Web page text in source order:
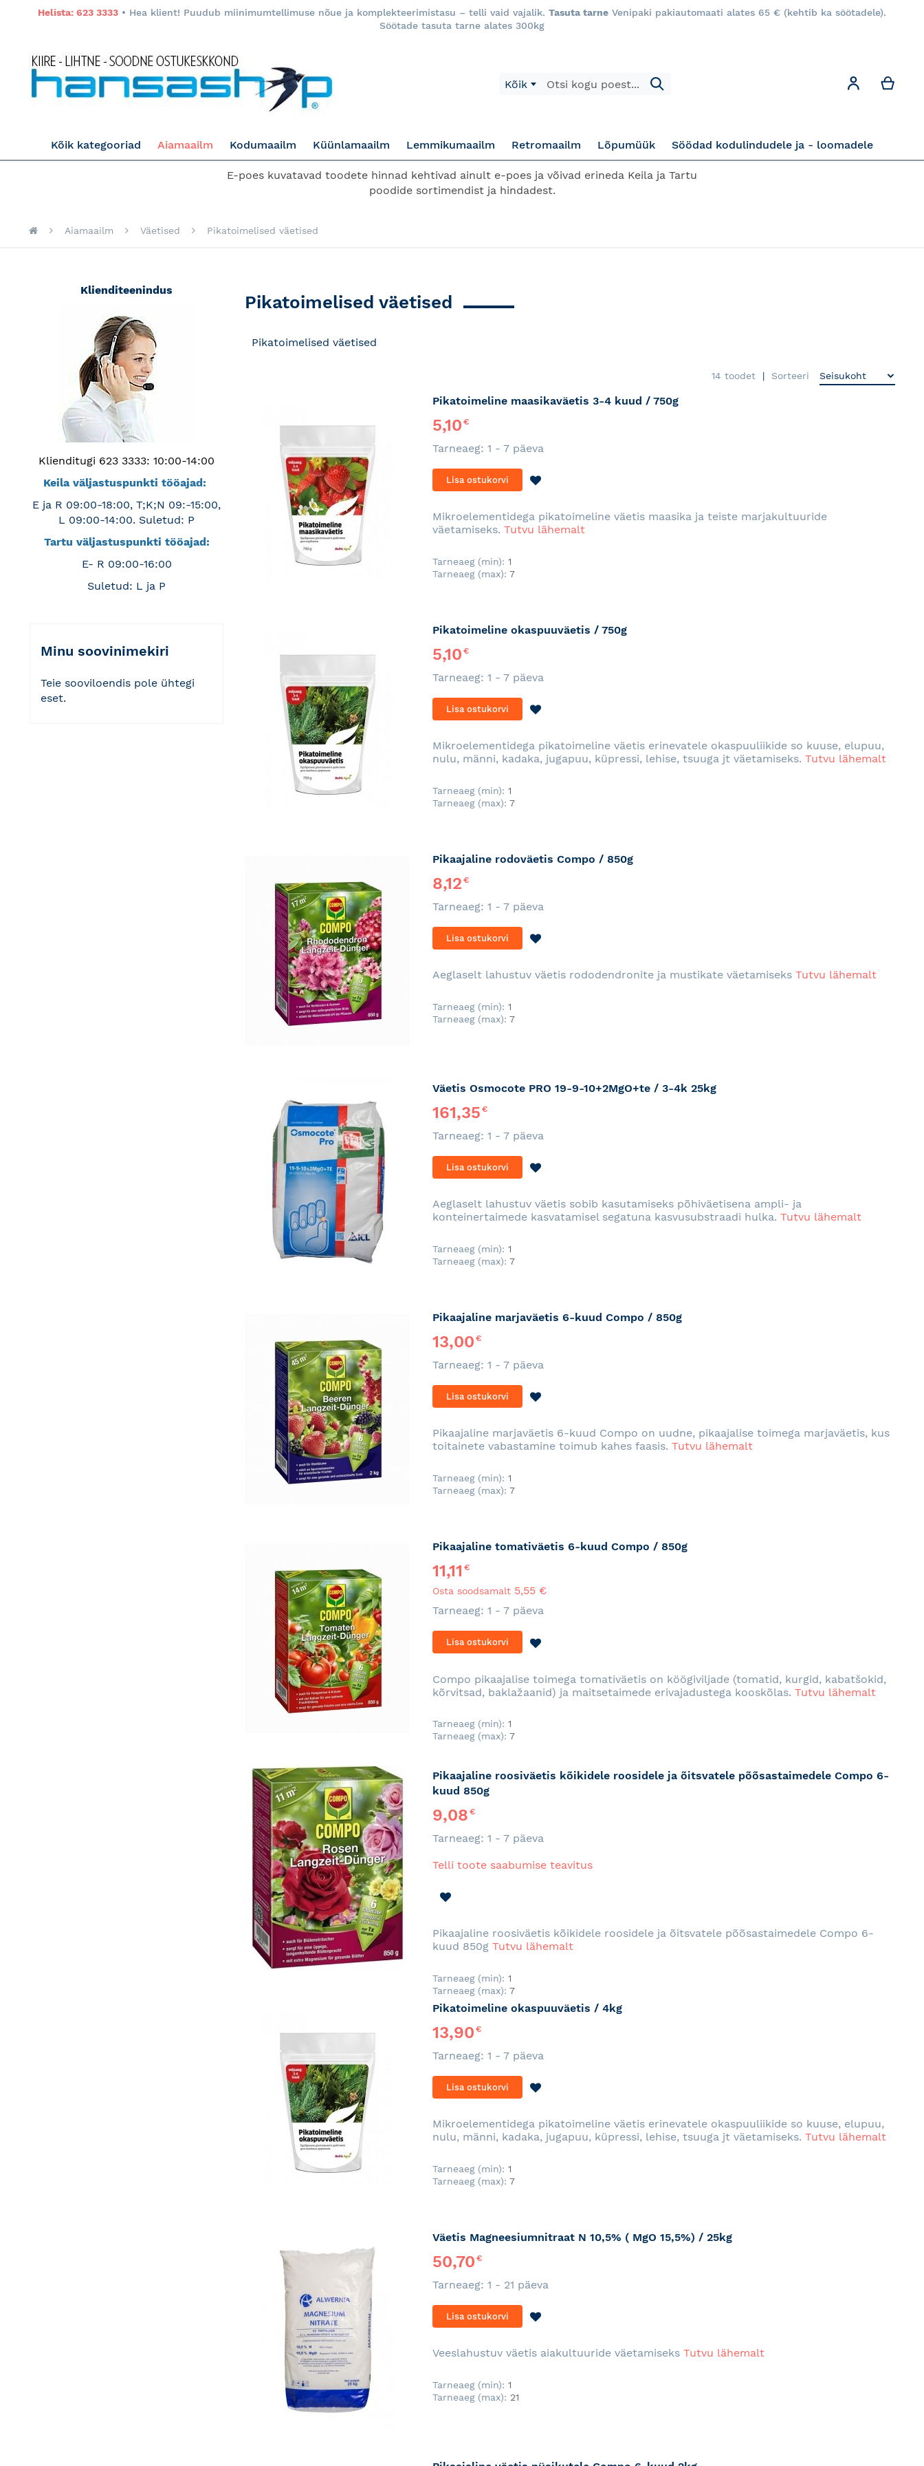
Helista: 623 3333 • Hea klient! Puudub miinimumtellimuse nõue ja komplekteerimistasu – telli vaid vajalik. Tasuta tarne Venipaki pakiautomaati alates 65 € (kehtib ka söötadele).
Söötade tasuta tarne alates 300kg
Kõik
Otsi
Otsi
Minu konto
Kõik kategooriad Aiamaailm Kodumaailm Küünlamaailm Lemmikumaailm Retromaailm Lõpumüük Söödad kodulindudele ja - loomadele
E-poes kuvatavad toodete hinnad kehtivad ainult e-poes ja võivad erineda Keila ja Tartu
poodide sortimendist ja hindadest.
Aiamaailm Väetised Pikatoimelised väetised
Pikatoimelised väetised
Pikatoimelised väetised
14 toodet Sorteeri
Pikatoimeline maasikaväetis 3-4 kuud / 750g
5,10€
Tarneaeg: 1 - 7 päeva
Lisa ostukorvi
Mikroelementidega pikatoimeline väetis maasika ja teiste marjakultuuride
väetamiseks.Tutvu lähemalt
Tarneaeg (min): 1
Tarneaeg (max): 7
Pikatoimeline okaspuuväetis / 750g
5,10€
Tarneaeg: 1 - 7 päeva
Lisa ostukorvi
Mikroelementidega pikatoimeline väetis erinevatele okaspuuliikide so kuuse, elupuu,
nulu, männi, kadaka, jugapuu, küpressi, lehise, tsuuga jt väetamiseks.Tutvu lähemalt
Tarneaeg (min): 1
Tarneaeg (max): 7
Pikaajaline rodoväetis Compo / 850g
8,12€
Tarneaeg: 1 - 7 päeva
Lisa ostukorvi
Aeglaselt lahustuv väetis rododendronite ja mustikate väetamiseksTutvu lähemalt
Tarneaeg (min): 1
Tarneaeg (max): 7
Väetis Osmocote PRO 19-9-10+2MgO+te / 3-4k 25kg
161,35€
Tarneaeg: 1 - 7 päeva
Lisa ostukorvi
Aeglaselt lahustuv väetis sobib kasutamiseks põhiväetisena ampli- ja
konteinertaimede kasvatamisel segatuna kasvusubstraadi hulka.Tutvu lähemalt
Tarneaeg (min): 1
Tarneaeg (max): 7
Pikaajaline marjaväetis 6-kuud Compo / 850g
13,00€
Tarneaeg: 1 - 7 päeva
Lisa ostukorvi
Pikaajaline marjaväetis 6-kuud Compo on uudne, pikaajalise toimega marjaväetis, kus
toitainete vabastamine toimub kahes faasis.Tutvu lähemalt
Tarneaeg (min): 1
Tarneaeg (max): 7
Pikaajaline tomativäetis 6-kuud Compo / 850g
11,11€
Osta soodsamalt 5,55 €
Tarneaeg: 1 - 7 päeva
Lisa ostukorvi
Compo pikaajalise toimega tomativäetis on köögiviljade (tomatid, kurgid, kabatšokid,
kõrvitsad, baklažaanid) ja maitsetaimede erivajadustega kooskõlas.Tutvu lähemalt
Tarneaeg (min): 1
Tarneaeg (max): 7
Pikaajaline roosiväetis kõikidele roosidele ja õitsvatele põõsastaimedele Compo 6-
kuud 850g
9,08€
Tarneaeg: 1 - 7 päeva
Telli toote saabumise teavitus
Pikaajaline roosiväetis kõikidele roosidele ja õitsvatele põõsastaimedele Compo 6-
kuud 850gTutvu lähemalt
Tarneaeg (min): 1
Tarneaeg (max): 7
Pikatoimeline okaspuuväetis / 4kg
13,90€
Tarneaeg: 1 - 7 päeva
Lisa ostukorvi
Mikroelementidega pikatoimeline väetis erinevatele okaspuuliikide so kuuse, elupuu,
nulu, männi, kadaka, jugapuu, küpressi, lehise, tsuuga jt väetamiseks.Tutvu lähemalt
Tarneaeg (min): 1
Tarneaeg (max): 7
Väetis Magneesiumnitraat N 10,5% ( MgO 15,5%) / 25kg
50,70€
Tarneaeg: 1 - 21 päeva
Lisa ostukorvi
Veeslahustuv väetis aiakultuuride väetamiseksTutvu lähemalt
Tarneaeg (min): 1
Tarneaeg (max): 21
Klienditeenindus
Klienditugi 623 3333: 10:00-14:00
Keila väljastuspunkti tööajad:
E ja R 09:00-18:00, T;K;N 09:-15:00,
L 09:00-14:00. Suletud: P
Tartu väljastuspunkti tööajad:
E- R 09:00-16:00
Suletud: L ja P
Minu soovinimekiri
Teie sooviloendis pole ühtegi
eset.